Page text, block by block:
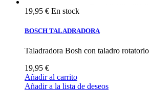
19,95 € En stock
BOSCH TALADRADORA
Taladradora Bosh con taladro
19,95 €
Añadir al carrito
Añadir a la lista de deseos